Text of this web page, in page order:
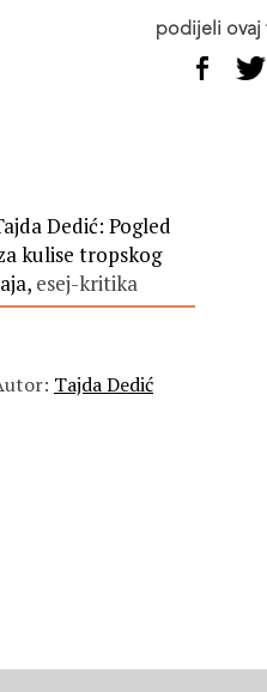
podijeli
Dedić: Pogled
kulise tropskog
esej-kritika
Tajda Dedić